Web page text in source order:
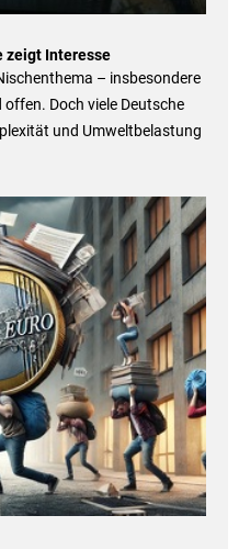
zeigt Interesse
– insbesondere
Doch viele Deutsche
und Umweltbelastung